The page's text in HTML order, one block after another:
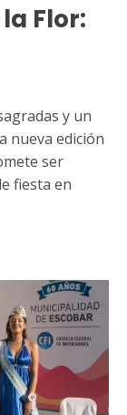
Flor:
y un
nueva edición
ser
fiesta en